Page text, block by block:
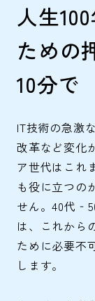
人生
ための
10分で
IT技術の急激
改革など変化
ア世代はこれ
も役に立つの
せん。40代
は、これから
ために必要不
します。